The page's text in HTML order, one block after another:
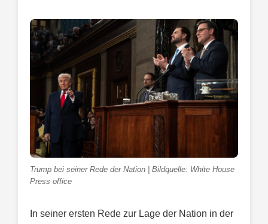
Trump bei seiner Rede der Nation | Bildquelle: White House
Press office
In seiner ersten Rede zur Lage der Nation in der